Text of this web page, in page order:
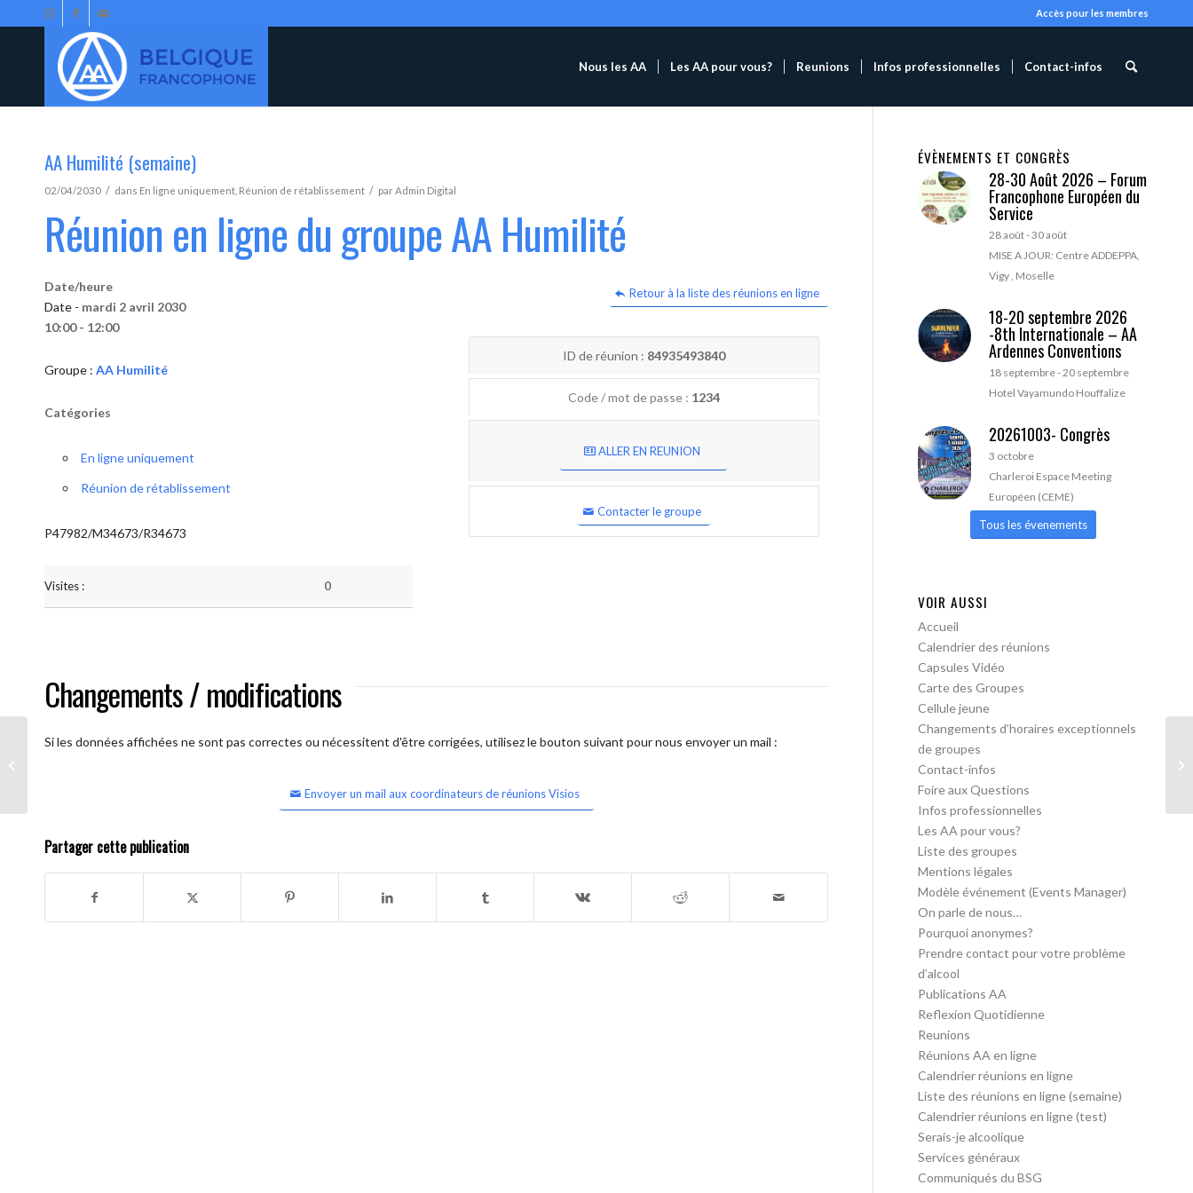
Accès pour les membres
Nous les AA Les AA pour vous? Reunions Infos professionnelles Contact-infos
AA Humilité (semaine)
02/04/2030 / dans En ligne uniquement Réunion de rétablissement / parAdmin Digital
Réunion en ligne du groupe AA Humilité
Retour à la liste des réunions en ligne
Date/heure
Date - mardi 2 avril 2030
10:00 - 12:00
Groupe : AA Humilité
Catégories
En ligne uniquement
Réunion de rétablissement
P47982/M34673/R34673
Visites : 0
ID de réunion : 84935493840
Code / mot de passe : 1234
ALLER EN REUNION
Contacter le groupe
Changements / modifications
Si les données affichées ne sont pas correctes ou nécessitent d'être corrigées, utilisez le bouton suivant pour nous envoyer un mail :
Envoyer un mail aux coordinateurs de réunions Visios
Partager cette publication
ÉVÈNEMENTS ET CONGRÈS
28-30 Août 2026 – Forum
Francophone Européen du
Service
28 août-30 août
MISE A JOUR: Centre ADDEPPA,
Vigy , Moselle
18-20 septembre 2026
-8th Internationale – AA
Ardennes Conventions
18 septembre-20 septembre
Hotel Vayamundo Houffalize
20261003- Congrès
3 octobre
Charleroi Espace Meeting
Européen (CEME)
Tous les évenements
VOIR AUSSI
Accueil
Calendrier des réunions
Capsules Vidéo
Carte des Groupes
Cellule jeune
Changements d’horaires exceptionnels
de groupes
Contact-infos
Foire aux Questions
Infos professionnelles
Les AA pour vous?
Liste des groupes
Mentions légales
Modèle événement (Events Manager)
On parle de nous…
Pourquoi anonymes?
Prendre contact pour votre problème
d’alcool
Publications AA
Reflexion Quotidienne
Reunions
Réunions AA en ligne
Calendrier réunions en ligne
Liste des réunions en ligne (semaine)
Calendrier réunions en ligne (test)
Serais-je alcoolique
Services généraux
Communiqués du BSG